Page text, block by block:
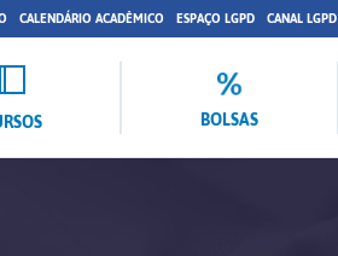
CALENDÁRIO ACADÊMICO ESPAÇO LGPD CANAL LGPD
BOLSAS